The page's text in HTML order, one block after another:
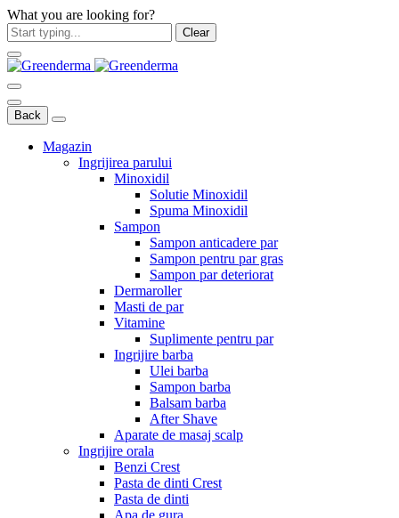
What you are looking for?
Clear
Back
Magazin
Ingrijirea parului
Minoxidil
Solutie Minoxidil
Spuma Minoxidil
Sampon
Sampon anticadere par
Sampon pentru par gras
Sampon par deteriorat
Dermaroller
Masti de par
Vitamine
Suplimente pentru par
Ingrijire barba
Ulei barba
Sampon barba
Balsam barba
After Shave
Aparate de masaj scalp
Ingrijire orala
Benzi Crest
Pasta de dinti Crest
Pasta de dinti
Apa de gura